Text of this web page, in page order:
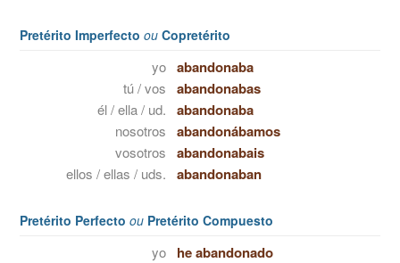
Pretérito Imperfecto ou Copretérito
yo abandonaba
tú / vos abandonabas
él / ella / ud. abandonaba
nosotros abandonábamos
vosotros abandonabais
ellos / ellas / uds. abandonaban
Pretérito Perfecto ou Pretérito Compuesto
yo he abandonado